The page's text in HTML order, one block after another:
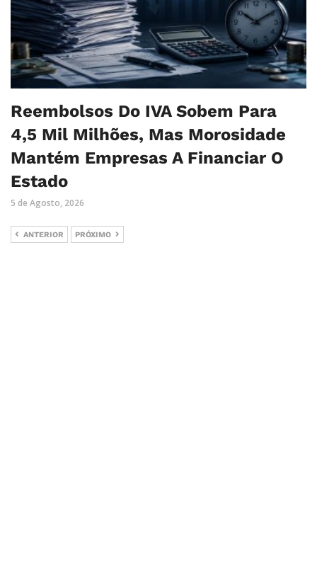
Reembolsos Do IVA Sobem Para
4,5 Mil Milhões, Mas Morosidade
Mantém Empresas A Financiar O
Estado
5 de Agosto, 2026
ANTERIOR PRÓXIMO